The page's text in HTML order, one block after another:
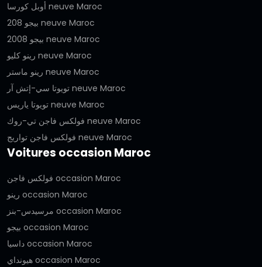
أوبل كورسا neuve Maroc
بيجو 208 neuve Maroc
بيجو 2008 neuve Maroc
رينو كليو neuve Maroc
رينو ماستر neuve Maroc
تويوتا سي-إتش آر neuve Maroc
تويوتا ياريس neuve Maroc
فولكس فاجن تي-روك neuve Maroc
فولكس فاجن تواريج neuve Maroc
Voitures occasion Maroc
فولكس فاجن occasion Maroc
رينو occasion Maroc
مرسيدس-بنز occasion Maroc
بيجو occasion Maroc
داسيا occasion Maroc
هيونداي occasion Maroc